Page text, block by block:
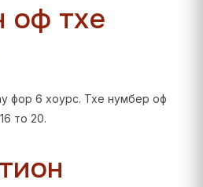
оф тхе
фор 6 хоурс. Тхе нумбер оф
то 20.